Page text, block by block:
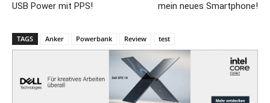
USB Power mit PPS!
mein neues Smartphone!
TAGS Anker Powerbank Review test